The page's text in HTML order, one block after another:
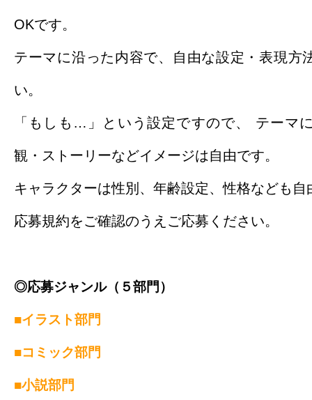
OKです。
テーマに沿った内容で、自由な設定・表現方
い。
「もしも…」という設定ですので、 テーマ
観・ストーリーなどイメージは自由です。
キャラクターは性別、年齢設定、性格なども自
応募規約をご確認のうえご応募ください。
◎応募ジャンル（５部門）
■イラスト部門
■コミック部門
■小説部門